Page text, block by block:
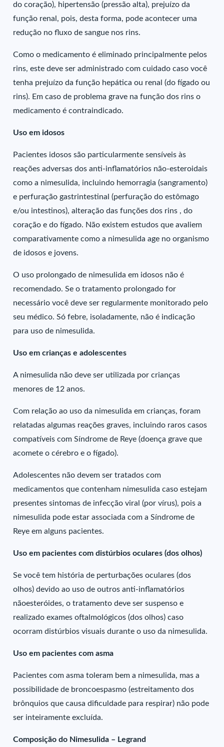
do coração), hipertensão (pressão alta), prejuízo da
função renal, pois, desta forma, pode acontecer uma
redução no fluxo de sangue nos rins.
Como o medicamento é eliminado principalmente pelos
rins, este deve ser administrado com cuidado caso você
tenha prejuízo da função hepática ou renal (do fígado ou
rins). Em caso de problema grave na função dos rins o
medicamento é contraindicado.
Uso em idosos
Pacientes idosos são particularmente sensíveis às
reações adversas dos anti-inflamatórios não-esteroidais
como a nimesulida, incluindo hemorragia (sangramento)
e perfuração gastrintestinal (perfuração do estômago
e/ou intestinos), alteração das funções dos rins , do
coração e do fígado. Não existem estudos que avaliem
comparativamente como a nimesulida age no organismo
de idosos e jovens.
O uso prolongado de nimesulida em idosos não é
recomendado. Se o tratamento prolongado for
necessário você deve ser regularmente monitorado pelo
seu médico. Só febre, isoladamente, não é indicação
para uso de nimesulida.
Uso em crianças e adolescentes
A nimesulida não deve ser utilizada por crianças
menores de 12 anos.
Com relação ao uso da nimesulida em crianças, foram
relatadas algumas reações graves, incluindo raros casos
compatíveis com Síndrome de Reye (doença grave que
acomete o cérebro e o fígado).
Adolescentes não devem ser tratados com
medicamentos que contenham nimesulida caso estejam
presentes sintomas de infecção viral (por vírus), pois a
nimesulida pode estar associada com a Síndrome de
Reye em alguns pacientes.
Uso em pacientes com distúrbios oculares (dos olhos)
Se você tem história de perturbações oculares (dos
olhos) devido ao uso de outros anti-inflamatórios
nãoesteróides, o tratamento deve ser suspenso e
realizado exames oftalmológicos (dos olhos) caso
ocorram distúrbios visuais durante o uso da nimesulida.
Uso em pacientes com asma
Pacientes com asma toleram bem a nimesulida, mas a
possibilidade de broncoespasmo (estreitamento dos
brônquios que causa dificuldade para respirar) não pode
ser inteiramente excluída.
Composição do Nimesulida – Legrand